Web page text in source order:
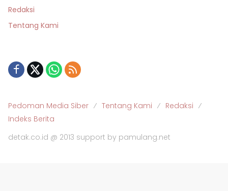
Redaksi
Tentang Kami
Pedoman Media Siber Tentang Kami
Redaksi
Indeks Berita
detak.co.id @ 2013 support by pamulang.net